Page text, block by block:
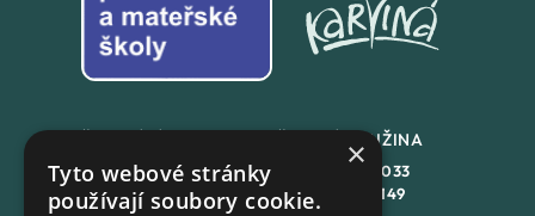
+420558 846 032
+420702 167 150
ŠKOLNÍ DRUŽINA
558 846 033
+420
702 167 149
×
Tyto webové stránky
používají soubory cookie.